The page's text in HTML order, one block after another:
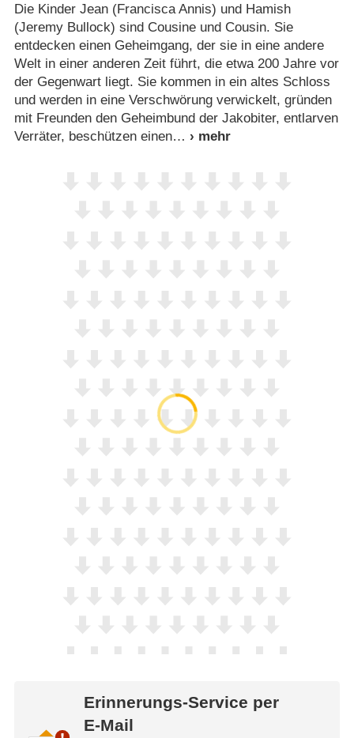
Die Kinder Jean (Francisca Annis) und Hamish
(Jeremy Bullock) sind Cousine und Cousin. Sie
entdecken einen Geheimgang, der sie in eine andere
Welt in einer anderen Zeit führt, die etwa 200 Jahre vor
der Gegenwart liegt. Sie kommen in ein altes Schloss
und werden in eine Verschwörung verwickelt, gründen
mit Freunden den Geheimbund der Jakobiter, entlarven
Verräter, beschützen einen
Erinnerungs-Service per
E-Mail